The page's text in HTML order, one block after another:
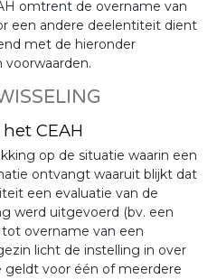
omtrent de overname van
een andere deelentiteit dient
met de hieronder
CEAH
op de situatie waarin een
ontvangt waaruit blijkt dat
een evaluatie van de
werd uitgevoerd (bv. een
overname van een
licht de instelling in over
geldt voor één of meerdere